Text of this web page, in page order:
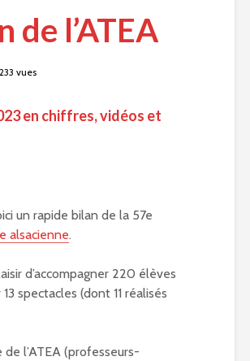
de l’ATEA
233 vues
en chiffres, vidéos et
un rapide bilan de la 57e
alsacienne.
d’accompagner 220 élèves
spectacles (dont 11 réalisés
l’ATEA (professeurs-